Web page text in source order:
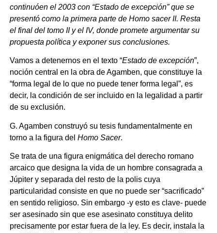
continuóen el 2003 con “Estado de excepción” que se
presentó como la primera parte de Homo sacer II. Resta
el final del tomo II y el IV, donde promete argumentar su
propuesta política y exponer sus conclusiones.
Vamos a detenernos en el texto “Estado de excepción”,
noción central en la obra de Agamben, que constituye la
“forma legal de lo que no puede tener forma legal”, es
decir, la condición de ser incluido en la legalidad a partir
de su exclusión.
G. Agamben construyó su tesis fundamentalmente en
torno a la figura del Homo Sacer.
Se trata de una figura enigmática del derecho romano
arcaico que designa la vida de un hombre consagrada a
Júpiter y separada del resto de la polis cuya
particularidad consiste en que no puede ser “sacrificado”
en sentido religioso. Sin embargo -y esto es clave- puede
ser asesinado sin que ese asesinato constituya delito
precisamente por estar fuera de la ley. Es decir, instala la